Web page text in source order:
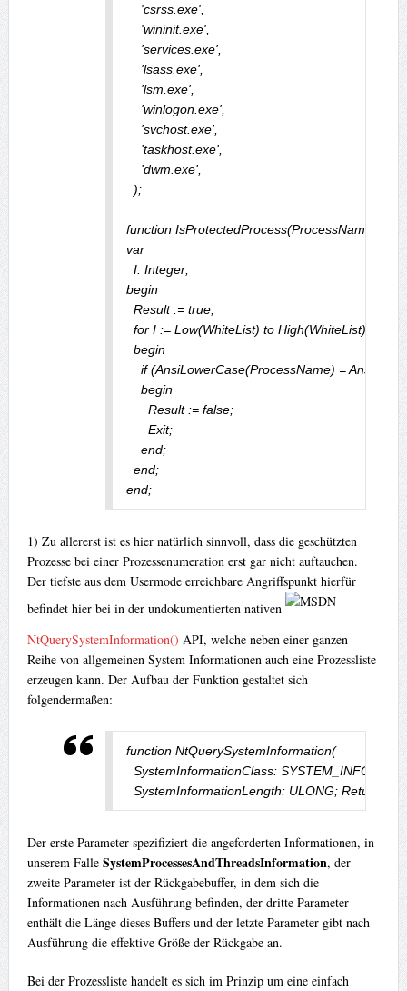
    'csrss.exe',
    'wininit.exe',
    'services.exe',
    'lsass.exe',
    'lsm.exe',
    'winlogon.exe',
    'svchost.exe',
    'taskhost.exe',
    'dwm.exe',
  );
function IsProtectedProcess(ProcessName:
var
  I: Integer;
begin
  Result := true;
  for I := Low(WhiteList) to High(WhiteList) do
  begin
if (AnsiLowerCase(ProcessName) =
    begin
      Result := false;
      Exit;
    end;
  end;
end;
1) Zu allererst ist es hier natürlich sinnvoll, dass die geschützten
Prozesse bei einer Prozessenumeration erst gar nicht auftauchen.
Der tiefste aus dem Usermode erreichbare Angriffspunkt hierfür
befindet hier bei in der undokumentierten nativen
NtQuerySystemInformation() API, welche neben einer ganzen
Reihe von allgemeinen System Informationen auch eine Prozessliste
erzeugen kann. Der Aufbau der Funktion gestaltet sich
folgendermaßen:
function NtQuerySystemInformation(
SystemInformationClass:
SystemInformationLength: ULONG;
Der erste Parameter spezifiziert die angeforderten Informationen, in
unserem Falle SystemProcessesAndThreadsInformation, der
zweite Parameter ist der Rückgabebuffer, in dem sich die
Informationen nach Ausführung befinden, der dritte Parameter
enthält die Länge dieses Buffers und der letzte Parameter gibt nach
Ausführung die effektive Größe der Rückgabe an.
Bei der Prozessliste handelt es sich im Prinzip um eine einfach